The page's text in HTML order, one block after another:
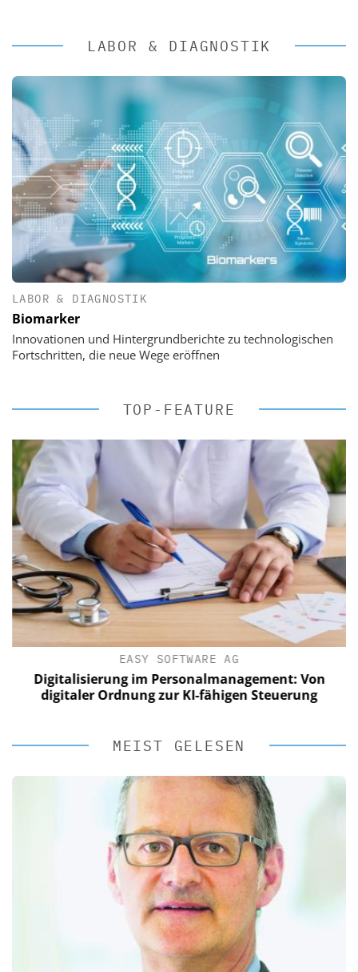
LABOR & DIAGNOSTIK
LABOR & DIAGNOSTIK
Biomarker
Innovationen und Hintergrundberichte zu technologischen
Fortschritten, die neue Wege eröffnen
TOP-FEATURE
EASY SOFTWARE AG
Digitalisierung im Personalmanagement: Von
digitaler Ordnung zur KI-fähigen Steuerung
MEIST GELESEN